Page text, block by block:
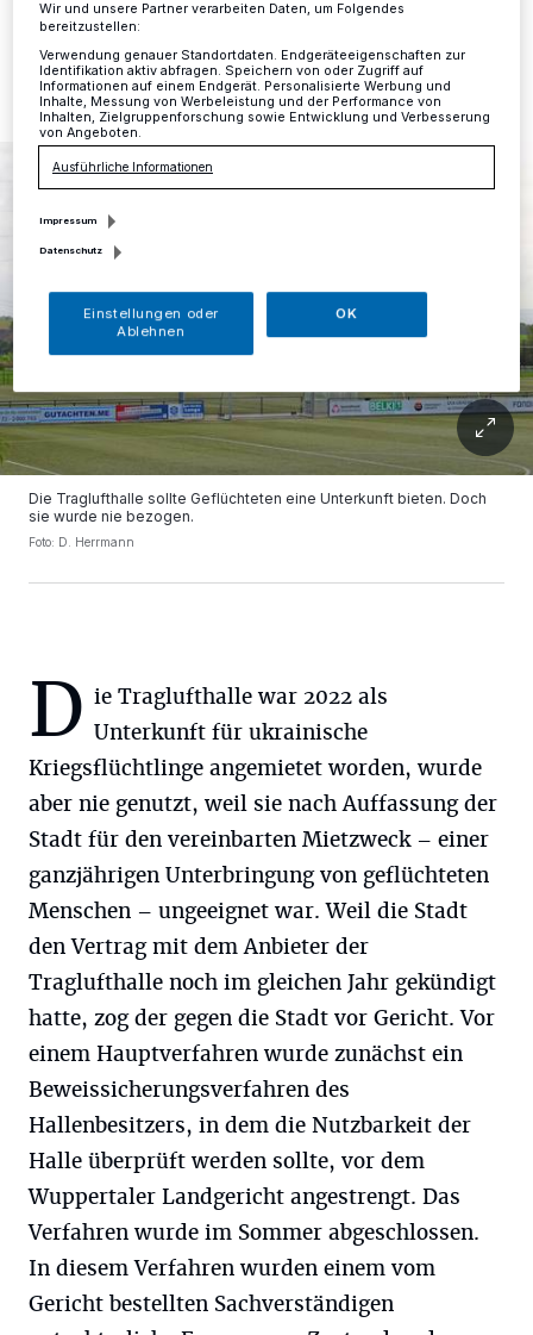
19.12.2025 , 11:50 Uhr
Die Traglufthalle sollte Geflüchteten eine Unterkunft bieten. Doch
sie wurde nie bezogen.
Foto: D. Herrmann
D ie Traglufthalle war 2022 als
Unterkunft für ukrainische
Kriegsflüchtlinge angemietet worden, wurde
aber nie genutzt, weil sie nach Auffassung der
Stadt für den vereinbarten Mietzweck – einer
ganzjährigen Unterbringung von geflüchteten
Menschen – ungeeignet war. Weil die Stadt
den Vertrag mit dem Anbieter der
Traglufthalle noch im gleichen Jahr gekündigt
hatte, zog der gegen die Stadt vor Gericht. Vor
einem Hauptverfahren wurde zunächst ein
Beweissicherungsverfahren des
Hallenbesitzers, in dem die Nutzbarkeit der
Halle überprüft werden sollte, vor dem
Wuppertaler Landgericht angestrengt. Das
Verfahren wurde im Sommer abgeschlossen.
In diesem Verfahren wurden einem vom
Gericht bestellten Sachverständigen
Wir und unsere Partner verarbeiten Daten, um Folgendes
bereitzustellen:
Verwendung genauer Standortdaten. Endgeräteeigenschaften zur
Identifikation aktiv abfragen. Speichern von oder Zugriff auf
Informationen auf einem Endgerät. Personalisierte Werbung und
Inhalte, Messung von Werbeleistung und der Performance von
Inhalten, Zielgruppenforschung sowie Entwicklung und Verbesserung
von Angeboten.
Ausführliche Informationen
Impressum
Datenschutz
Einstellungen oder
Ablehnen
OK